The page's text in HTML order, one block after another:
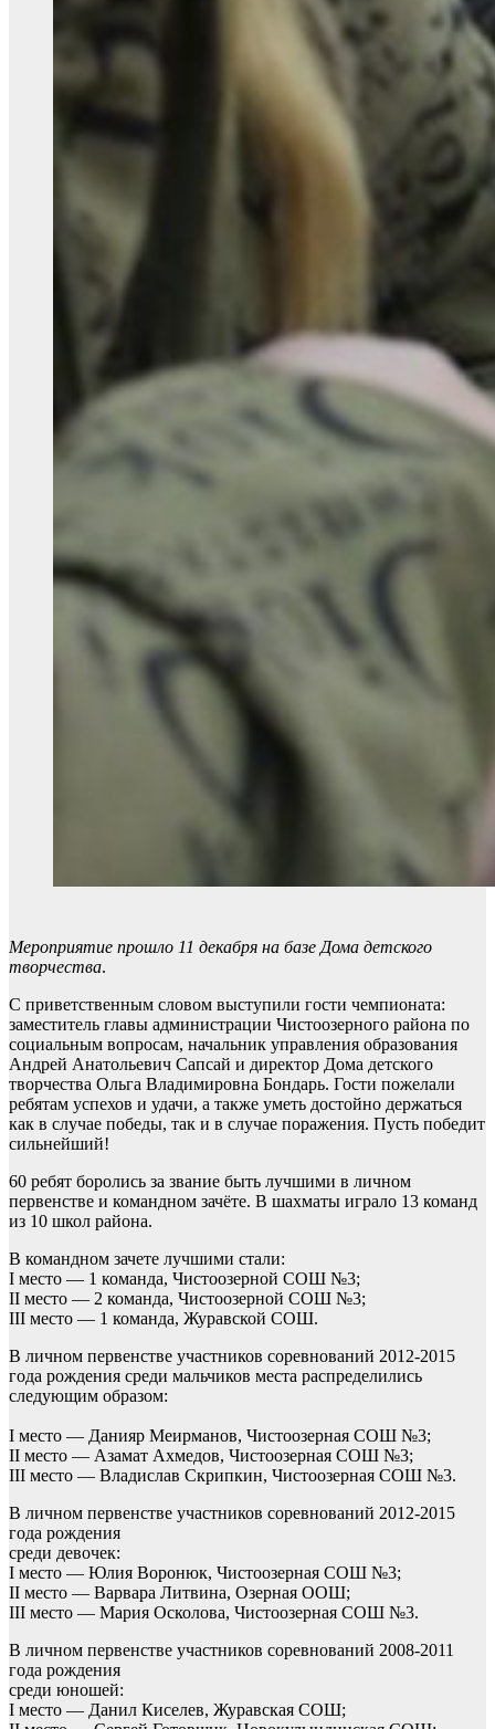
Мероприятие прошло 11 декабря на базе Дома детского
творчества.
С приветственным словом выступили гости чемпионата:
заместитель главы администрации Чистоозерного района по
социальным вопросам, начальник управления образования
Андрей Анатольевич Сапсай и директор Дома детского
творчества Ольга Владимировна Бондарь. Гости пожелали
ребятам успехов и удачи, а также уметь достойно держаться
как в случае победы, так и в случае поражения. Пусть победит
сильнейший!
60 ребят боролись за звание быть лучшими в личном
первенстве и командном зачёте. В шахматы играло 13 команд
из 10 школ района.
В командном зачете лучшими стали:
I место — 1 команда, Чистоозерной СОШ №3;
II место — 2 команда, Чистоозерной СОШ №3;
III место — 1 команда, Журавской СОШ.
В личном первенстве участников соревнований 2012-2015
года рождения среди мальчиков места распределились
следующим образом:
I место — Данияр Меирманов, Чистоозерная СОШ №3;
II место — Азамат Ахмедов, Чистоозерная СОШ №3;
III место — Владислав Скрипкин, Чистоозерная СОШ №3.
В личном первенстве участников соревнований 2012-2015
года рождения
среди девочек:
I место — Юлия Воронюк, Чистоозерная СОШ №3;
II место — Варвара Литвина, Озерная ООШ;
III место — Мария Осколова, Чистоозерная СОШ №3.
В личном первенстве участников соревнований 2008-2011
года рождения
среди юношей:
I место — Данил Киселев, Журавская СОШ;